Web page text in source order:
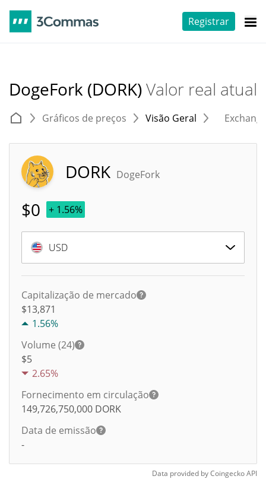
Registrar
DogeFork (DORK)Valor real atual
Gráficos de preços Visão Geral
DORK DogeFork
$0 + 1.56%
USD
Capitalização de mercado
$13,871
1.56%
Volume (24)
$5
2.65%
Fornecimento em circulação
149,726,750,000 DORK
Data de emissão
-
Data provided byCoingeckoAPI